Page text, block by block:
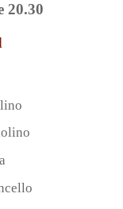
20.30